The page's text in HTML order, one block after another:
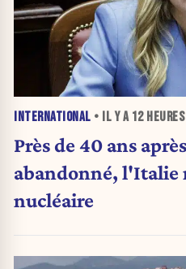
INTERNATIONAL • IL Y A 12 HEURES
Près de 40 ans
abandonné, l'Italie
nucléaire